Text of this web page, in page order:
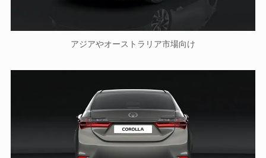
アジアやオーストラリア市場向け